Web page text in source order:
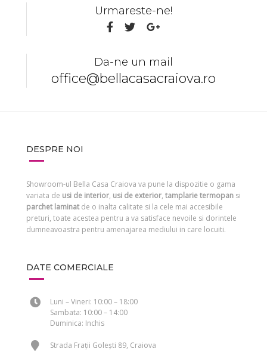
Urmareste-ne!
Da-ne un mail
office@bellacasacraiova.ro
DESPRE NOI
Showroom-ul Bella Casa Craiova va pune la dispozitie o gama
variata de usi de interior, usi de exterior, tamplarie termopansi
parchet laminatde o inalta calitate si la cele mai accesibile
preturi, toate acestea pentru a va satisface nevoile si dorintele
dumneavoastra pentru amenajarea mediului in care locuiti.
DATE COMERCIALE
Luni – Vineri: 10:00 – 18:00
Sambata: 10:00 – 14:00
Duminica: Inchis
Strada Frații Golești 89, Craiova